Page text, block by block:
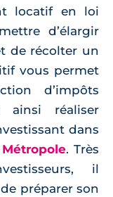
locatif en loi
d’élargir
de récolter un
vous permet
d’impôts
ainsi réaliser
dans
. Très
il
préparer son